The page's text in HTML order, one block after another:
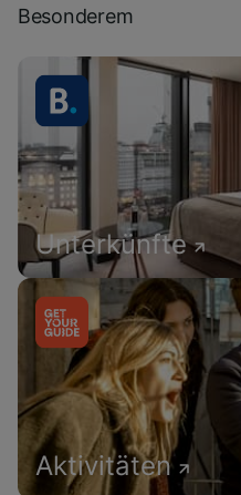
Besonderem
Unterkünfte
Aktivitäten